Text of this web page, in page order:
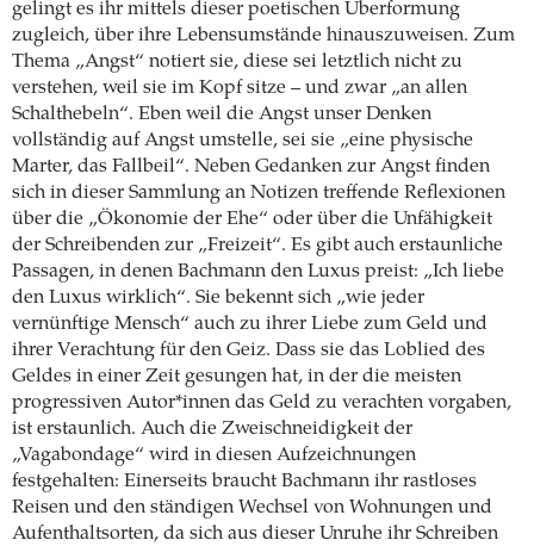
gelingt es ihr mittels dieser poetischen Überformung
zugleich, über ihre Lebensumstände hinauszuweisen. Zum
Thema „Angst“ notiert sie, diese sei letztlich nicht zu
verstehen, weil sie im Kopf sitze – und zwar „an allen
Schalthebeln“. Eben weil die Angst unser Denken
vollständig auf Angst umstelle, sei sie „eine physische
Marter, das Fallbeil“. Neben Gedanken zur Angst finden
sich in dieser Sammlung an Notizen treffende Reflexionen
über die „Ökonomie der Ehe“ oder über die Unfähigkeit
der Schreibenden zur „Freizeit“. Es gibt auch erstaunliche
Passagen, in denen Bachmann den Luxus preist: „Ich liebe
den Luxus wirklich“. Sie bekennt sich „wie jeder
vernünftige Mensch“ auch zu ihrer Liebe zum Geld und
ihrer Verachtung für den Geiz. Dass sie das Loblied des
Geldes in einer Zeit gesungen hat, in der die meisten
progressiven Autor*innen das Geld zu verachten vorgaben,
ist erstaunlich. Auch die Zweischneidigkeit der
„Vagabondage“ wird in diesen Aufzeichnungen
festgehalten: Einerseits braucht Bachmann ihr rastloses
Reisen und den ständigen Wechsel von Wohnungen und
Aufenthaltsorten, da sich aus dieser Unruhe ihr Schreiben